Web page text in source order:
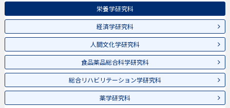
栄養学研究科
経済学研究科
人間文化学研究科
食品薬品総合科学研究科
総合リハビリテーション学研究科
薬学研究科